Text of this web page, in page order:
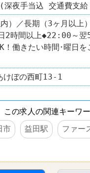
深夜手当込 交通費支給
）／長期（3ヶ月以上）
2時間以上◆22:00～
！働きたい時間･曜日を
けぼの西町13-1
この求人の関連キーワ
市 益田駅 ファー